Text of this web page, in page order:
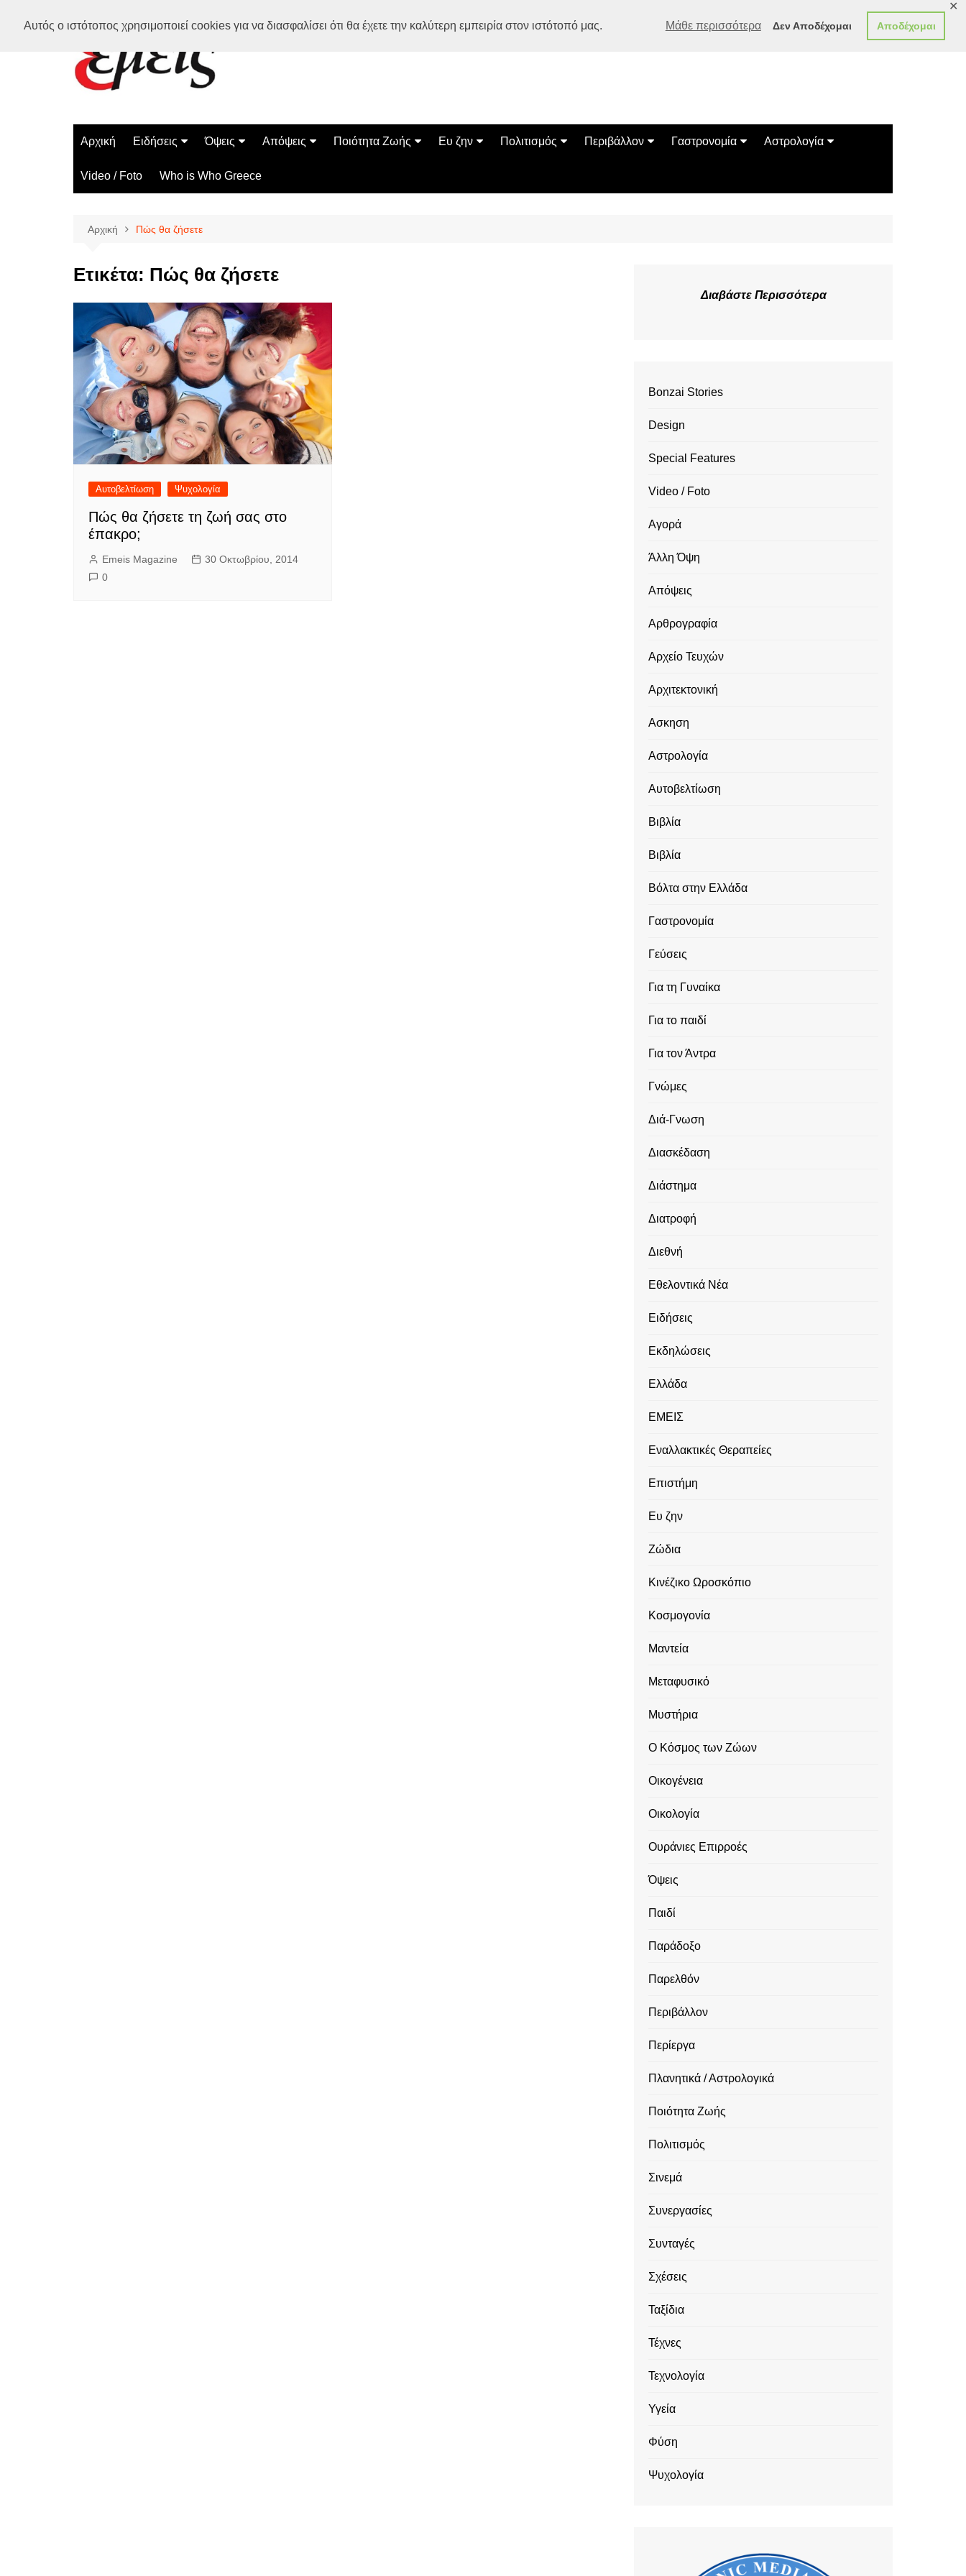
Αυτός ο ιστότοπος χρησιμοποιεί cookies για να διασφαλίσει ότι θα έχετε την καλύτερη εμπειρία στον ιστότοπό μας. Μάθε περισσότερα Δεν Αποδέχομαι Αποδέχομαι
✕
Αρχική Ειδήσεις
Ελλάδα
Διεθνή
Όψεις
Διάστημα
Επιστήμη
Περίεργα
Απόψεις
Αρθρογραφία
Ποιότητα Ζωής
Ασκηση
Ευ ζην
Αυτοβελτίωση
Πολιτισμός
Εκδηλώσεις
Περιβάλλον
Οικολογία
Γαστρονομία
Συνταγές
Αστρολογία
Κινέζικο Ωροσκόπιο
Video / Foto Who is Who Greece
Αρχική Πώς θα ζήσετε
Ετικέτα: Πώς θα ζήσετε
Αυτοβελτίωση Ψυχολογία
Πώς θα ζήσετε τη ζωή σας στο
έπακρο;
Emeis Magazine
30 Οκτωβρίου, 2014
0
Διαβάστε Περισσότερα
Bonzai Stories
Design
Special Features
Video / Foto
Αγορά
Άλλη Όψη
Απόψεις
Αρθρογραφία
Αρχείο Τευχών
Αρχιτεκτονική
Ασκηση
Αστρολογία
Αυτοβελτίωση
Βιβλία
Βιβλία
Βόλτα στην Ελλάδα
Γαστρονομία
Γεύσεις
Για τη Γυναίκα
Για το παιδί
Για τον Άντρα
Γνώμες
Διά-Γνωση
Διασκέδαση
Διάστημα
Διατροφή
Διεθνή
Εθελοντικά Νέα
Ειδήσεις
Εκδηλώσεις
Ελλάδα
ΕΜΕΙΣ
Εναλλακτικές Θεραπείες
Επιστήμη
Ευ ζην
Ζώδια
Κινέζικο Ωροσκόπιο
Κοσμογονία
Μαντεία
Μεταφυσικό
Μυστήρια
Ο Κόσμος των Ζώων
Οικογένεια
Οικολογία
Ουράνιες Επιρροές
Όψεις
Παιδί
Παράδοξο
Παρελθόν
Περιβάλλον
Περίεργα
Πλανητικά / Αστρολογικά
Ποιότητα Ζωής
Πολιτισμός
Σινεμά
Συνεργασίες
Συνταγές
Σχέσεις
Ταξίδια
Τέχνες
Τεχνολογία
Υγεία
Φύση
Ψυχολογία